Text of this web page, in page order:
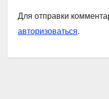
Для отправки
авторизоваться.